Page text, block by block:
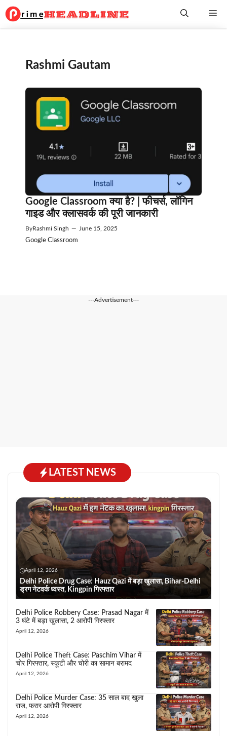
Skip
to
Rashmi Gautam
Google Classroom क्या है? | फीचर्स, लॉगिन
गाइड और क्लासवर्क की पूरी जानकारी
ByRashmi Singh — June 15, 2025
Google Classroom
---Advertisement---
LATEST NEWS
April 12, 2026
Delhi Police Drug Case: Hauz Qazi में बड़ा खुलासा, Bihar-Delhi
ड्रग नेटवर्क ध्वस्त, Kingpin गिरफ्तार
Delhi Police Robbery Case: Prasad Nagar में
3 घंटे में बड़ा खुलासा, 2 आरोपी गिरफ्तार
April 12, 2026
Delhi Police Theft Case: Paschim Vihar में
चोर गिरफ्तार, स्कूटी और चोरी का सामान बरामद
April 12, 2026
Delhi Police Murder Case: 35 साल बाद खुला
राज, फरार आरोपी गिरफ्तार
April 12, 2026